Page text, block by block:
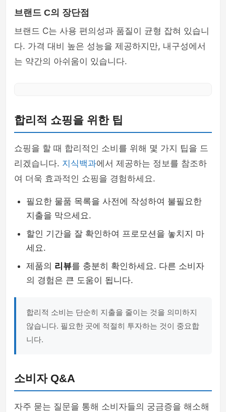
브랜드 C의 장단점
브랜드 C는 사용 편의성과 품질이 균형 잡혀 있습니
다. 가격 대비 높은 성능을 제공하지만, 내구성에서
는 약간의 아쉬움이 있습니다.
합리적 쇼핑을 위한 팁
쇼핑을 할 때 합리적인 소비를 위해 몇 가지 팁을 드
리겠습니다. 지식백과에서 제공하는 정보를 참조하
여 더욱 효과적인 쇼핑을 경험하세요.
필요한 물품 목록을 사전에 작성하여 불필요한
지출을 막으세요.
할인 기간을 잘 확인하여 프로모션을 놓치지 마
세요.
제품의 리뷰를 충분히 확인하세요. 다른 소비자
의 경험은 큰 도움이 됩니다.
합리적 소비는 단순히 지출을 줄이는 것을 의미하지
않습니다. 필요한 곳에 적절히 투자하는 것이 중요합
니다.
소비자 Q&A
자주 묻는 질문을 통해 소비자들의 궁금증을 해소해